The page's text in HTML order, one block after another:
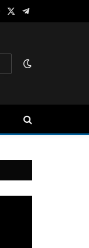
X
Telegram